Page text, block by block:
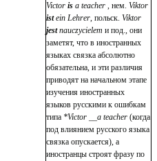
Victor is a teacher , нем. Viktor
istein Lehrer, польск. Viktor
jestnauczycielem и под., они
заметят, что в иностранных
языках связка абсолютно
обязательна, и эти различия
приводят на начальном этапе
изучения иностранных
языков русскими к ошибкам
типа *Victor __a teacher (когда
под влиянием русского языка
связка опускается), а
иностранцы строят фразу по